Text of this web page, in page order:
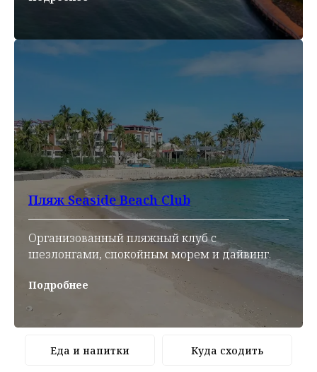
Пляж Seaside Beach Club
Организованный пляжный клуб с
шезлонгами, спокойным морем и дайвинг.
Подробнее
Куда сходить
Еда и напитки